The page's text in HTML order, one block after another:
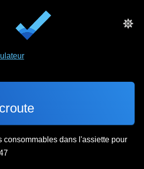
consommables dans l'assiette pour